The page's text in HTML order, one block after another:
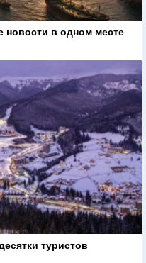
новости в одном месте
туристов